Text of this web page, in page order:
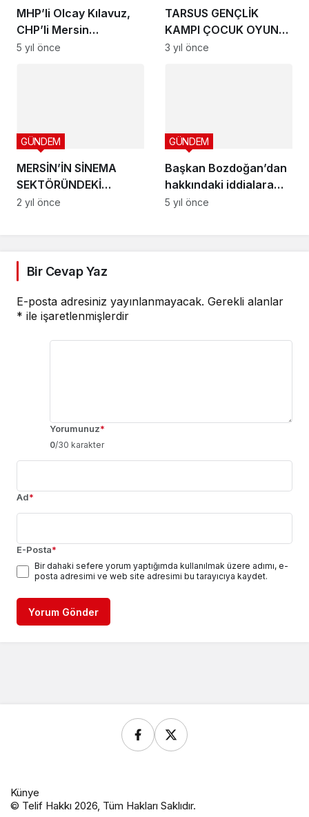
MHP’li Olcay Kılavuz,
CHP’li Mersin
Büyükşehir
5 yıl önce
TARSUS GENÇLİK
KAMPI ÇOCUK OYUN
ALANI TAMAMEN
3 yıl önce
MERSİN’İN SİNEMA
SEKTÖRÜNDEKİ
TANINIRLIĞI SİNEMA
GÜNDEM
2 yıl önce
Başkan Bozdoğan’dan
hakkındaki iddialara
sert tepki
GÜNDEM
5 yıl önce
Bir Cevap Yaz
E-posta adresiniz yayınlanmayacak. Gerekli alanlar
* ile işaretlenmişlerdir
Yorumunuz*
0/30 karakter
Ad*
E-Posta*
Bir dahaki sefere yorum yaptığımda kullanılmak üzere adımı, e-
posta adresimi ve web site adresimi bu tarayıcıya kaydet.
Yorum Gönder
Künye
© Telif Hakkı 2026, Tüm Hakları Saklıdır.